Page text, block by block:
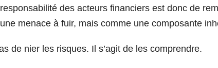
des acteurs financiers est donc de
menace à fuir, mais comme une composante
de nier les risques. Il s’agit de les comprendre.